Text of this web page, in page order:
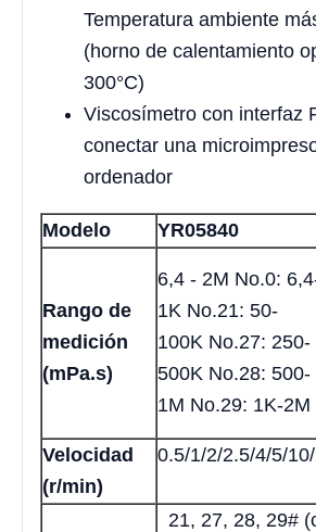
Temperatura ambiente
(horno de calentamiento
300°C)
Viscosímetro con interfaz
conectar una
ordenador
Modelo YR05840
Rango de
medición
(mPa.s)
6,4 - 2M No.0:
1K No.21: 50-
100K No.27: 250-
500K No.28: 500-
1M No.29: 1K-2M
Velocidad
(r/min)
0.5/1/2/2.5/4/5/
21, 27, 28, 29#